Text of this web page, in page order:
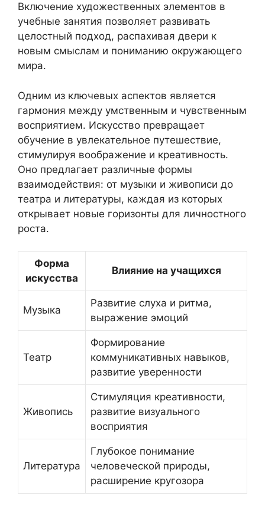
Включение художественных элементов в
учебные занятия позволяет развивать
целостный подход, распахивая двери к
новым смыслам и пониманию окружающего
мира.
Одним из ключевых аспектов является
гармония между умственным и чувственным
восприятием. Искусство превращает
обучение в увлекательное путешествие,
стимулируя воображение и креативность.
Оно предлагает различные формы
взаимодействия: от музыки и живописи до
театра и литературы, каждая из которых
открывает новые горизонты для личностного
роста.
Форма
искусства
Влияние на учащихся
Музыка
Развитие слуха и ритма,
выражение эмоций
Театр
Формирование
коммуникативных навыков,
развитие уверенности
Живопись
Стимуляция креативности,
развитие визуального
восприятия
Литература
Глубокое понимание
человеческой природы,
расширение кругозора